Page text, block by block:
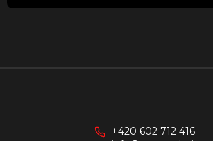
+420 602 712 416